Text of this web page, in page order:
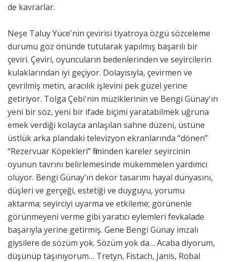
de kavrarlar.
Neşe Taluy Yüce'nin çevirisi tiyatroya özgü sözceleme
durumu göz önünde tutularak yapılmış başarılı bir
çeviri. Çeviri, oyuncuların bedenlerinden ve seyircilerin
kulaklarından iyi geçiyor. Dolayısıyla, çevirmen ve
çevrilmiş metin, aracılık işlevini pek güzel yerine
getiriyor. Tolga Çebi'nin müziklerinin ve Bengi Günay'ın
yeni bir söz, yeni bir ifade biçimi yaratabilmek uğruna
emek verdiği kolayca anlaşılan sahne düzeni, üstüne
üstlük arka plandaki televizyon ekranlarında “dönen”
“Rezervuar Köpekleri” filminden kareler seyircinin
oyunun tavrını belirlemesinde mükemmelen yardımcı
oluyor. Bengi Günay'ın dekor tasarımı hayal dünyasını,
düşleri ve gerçeği, estetiği ve duyguyu, yorumu
aktarma; seyirciyi uyarma ve etkileme; görünenle
görünmeyeni verme gibi yaratıcı eylemleri fevkalade
başarıyla yerine getirmiş. Gene Bengi Günay imzalı
giysilere de sözüm yok. Sözüm yok da… Acaba diyorum,
düşünüp taşınıyorum… Tretyn, Fistach, Janis, Robal